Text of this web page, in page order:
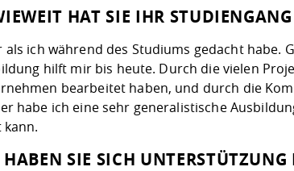
HAT SIE IHR
als ich während des Studiums gedacht
hilft mir bis heute. Durch die vielen
bearbeitet haben, und durch die
habe ich eine sehr generalistische
kann.
SIE SICH